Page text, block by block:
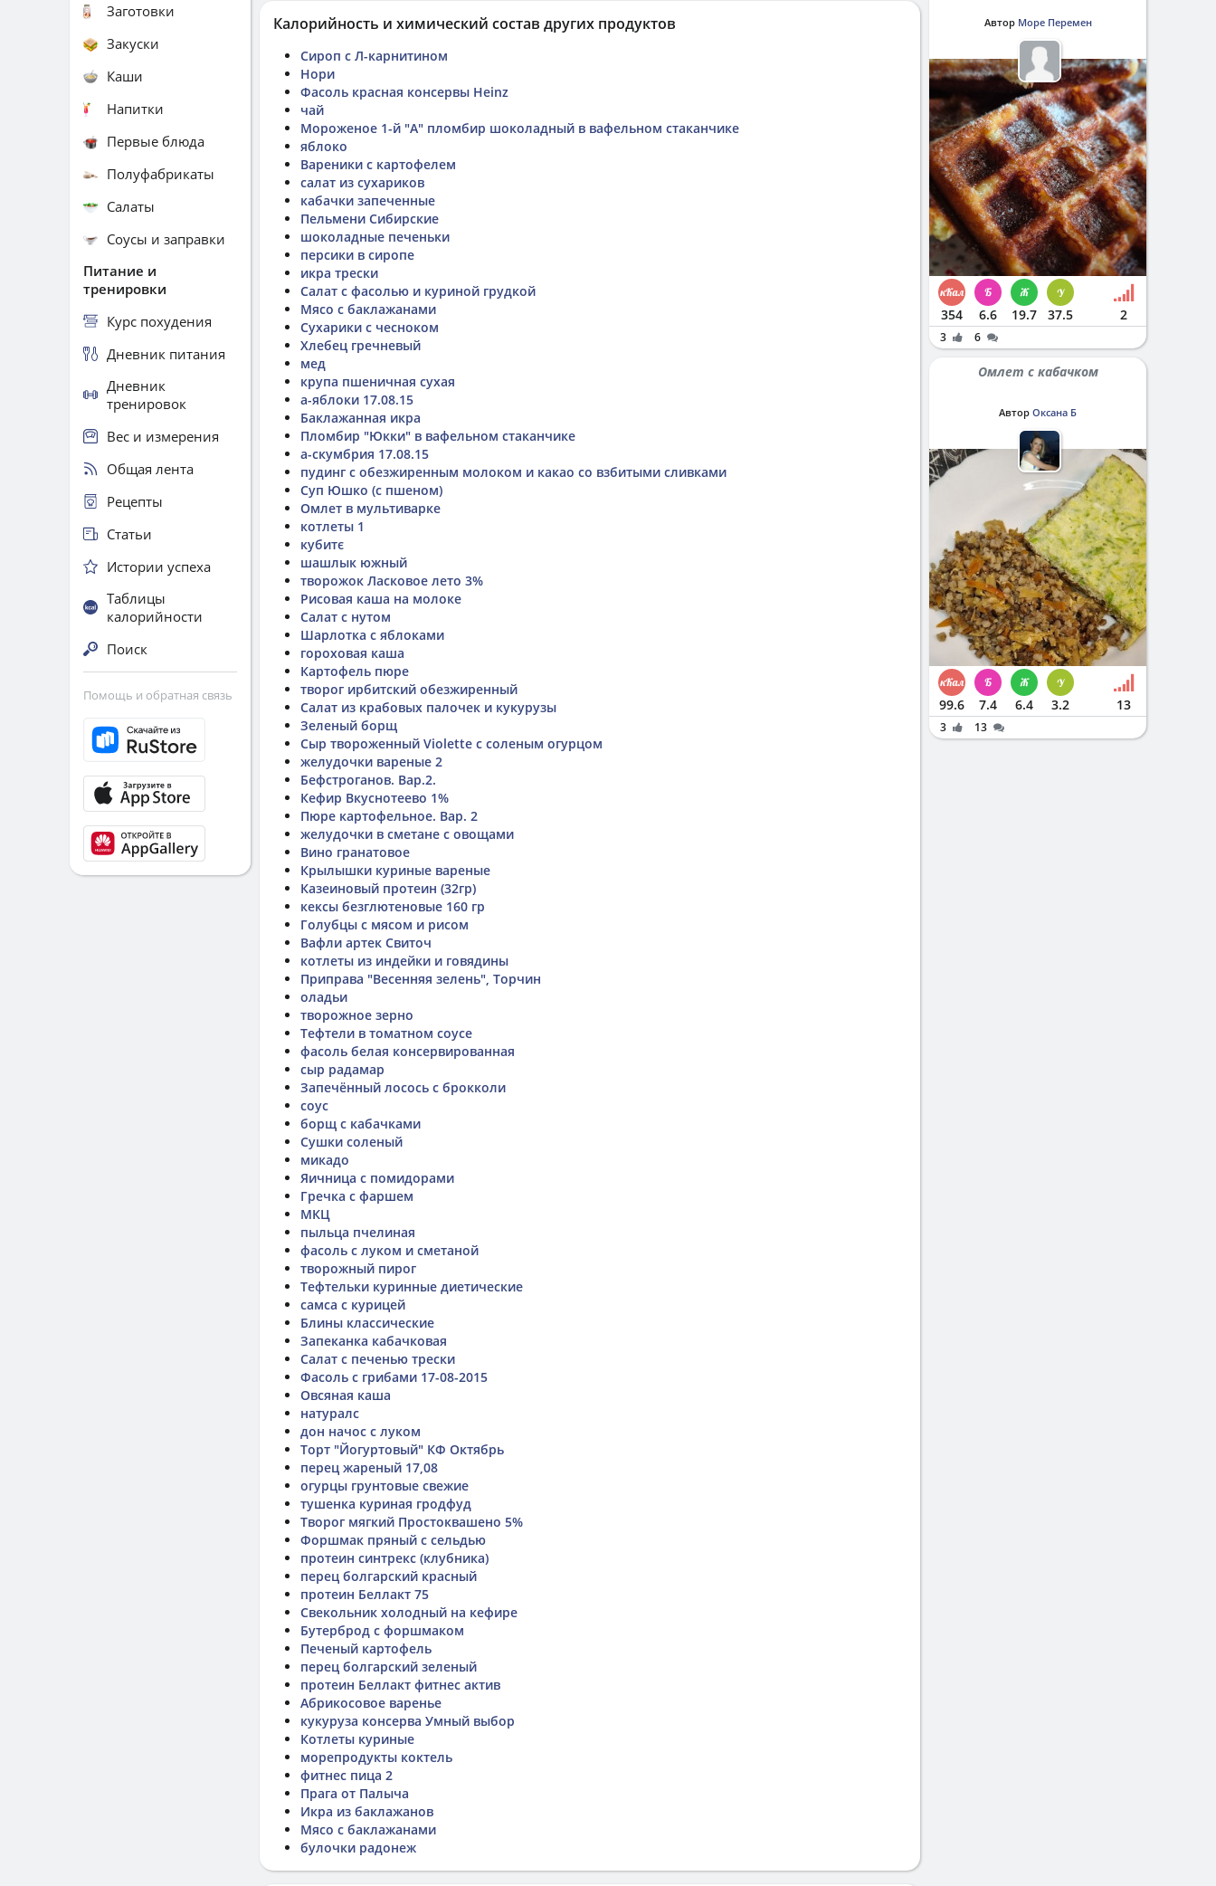
Калорийность и химический состав других продуктов
Сироп с Л-карнитином
Нори
Фасоль красная консервы Heinz
чай
Мороженое 1-й "А" пломбир шоколадный в вафельном стаканчике
яблоко
Вареники с картофелем
салат из сухариков
кабачки запеченные
Пельмени Сибирские
шоколадные печеньки
персики в сиропе
икра трески
Салат с фасолью и куриной грудкой
Мясо с баклажанами
Сухарики с чесноком
Хлебец гречневый
мед
крупа пшеничная сухая
а-яблоки 17.08.15
Баклажанная икра
Пломбир "Юкки" в вафельном стаканчике
а-скумбрия 17.08.15
пудинг с обезжиренным молоком и какао со взбитыми сливками
Суп Юшко (с пшеном)
Омлет в мультиварке
котлеты 1
кубитє
шашлык южный
творожок Ласковое лето 3%
Рисовая каша на молоке
Салат с нутом
Шарлотка с яблоками
гороховая каша
Картофель пюре
творог ирбитский обезжиренный
Салат из крабовых палочек и кукурузы
Зеленый борщ
Сыр твороженный Violette с соленым огурцом
желудочки вареные 2
Бефстроганов. Вар.2.
Кефир Вкуснотеево 1%
Пюре картофельное. Вар. 2
желудочки в сметане с овощами
Вино гранатовое
Крылышки куриные вареные
Казеиновый протеин (32гр)
кексы безглютеновые 160 гр
Голубцы с мясом и рисом
Вафли артек Свиточ
котлеты из индейки и говядины
Приправа "Весенняя зелень", Торчин
оладьи
творожное зерно
Тефтели в томатном соусе
фасоль белая консервированная
сыр радамар
Запечённый лосось с брокколи
соус
борщ с кабачками
Сушки соленый
микадо
Яичница с помидорами
Гречка с фаршем
МКЦ
пыльца пчелиная
фасоль с луком и сметаной
творожный пирог
Тефтельки куринные диетические
самса с курицей
Блины классические
Запеканка кабачковая
Салат с печенью трески
Фасоль с грибами 17-08-2015
Овсяная каша
натуралс
дон начос с луком
Торт "Йогуртовый" КФ Октябрь
перец жареный 17,08
огурцы грунтовые свежие
тушенка куриная гродфуд
Творог мягкий Простоквашено 5%
Форшмак пряный с сельдью
протеин синтрекс (клубника)
перец болгарский красный
протеин Беллакт 75
Свекольник холодный на кефире
Бутерброд с форшмаком
Печеный картофель
перец болгарский зеленый
протеин Беллакт фитнес актив
Абрикосовое варенье
кукуруза консерва Умный выбор
Котлеты куриные
морепродукты коктель
фитнес пица 2
Прага от Палыча
Икра из баклажанов
Мясо с баклажанами
булочки радонеж
Заготовки
Закуски
Каши
Напитки
Первые блюда
Полуфабрикаты
Салаты
Соусы и заправки
Питание и
тренировки
Курс похудения
Дневник питания
Дневник
тренировок
Вес и измерения
Общая лента
Рецепты
Статьи
Истории успеха
Таблицы
калорийности
Поиск
Помощь и обратная связь
Автор Море Перемен
354 6.6 19.7 37.5 2
3 6
Омлет с кабачком
Автор Оксана Б
99.6 7.4 6.4 3.2 13
3 13